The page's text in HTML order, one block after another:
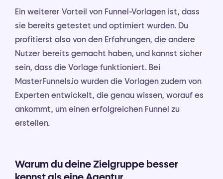
Ein weiterer Vorteil von Funnel-Vorlagen ist, dass
sie bereits getestet und optimiert wurden. Du
profitierst also von den Erfahrungen, die andere
Nutzer bereits gemacht haben, und kannst sicher
sein, dass die Vorlage funktioniert. Bei
MasterFunnels.io wurden die Vorlagen zudem von
Experten entwickelt, die genau wissen, worauf es
ankommt, um einen erfolgreichen Funnel zu
erstellen.
Warum du deine Zielgruppe besser